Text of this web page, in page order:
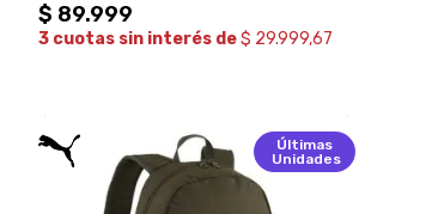
$ 89.999
3 cuotas sin interés de$ 29.999,67
Últimas
Unidades